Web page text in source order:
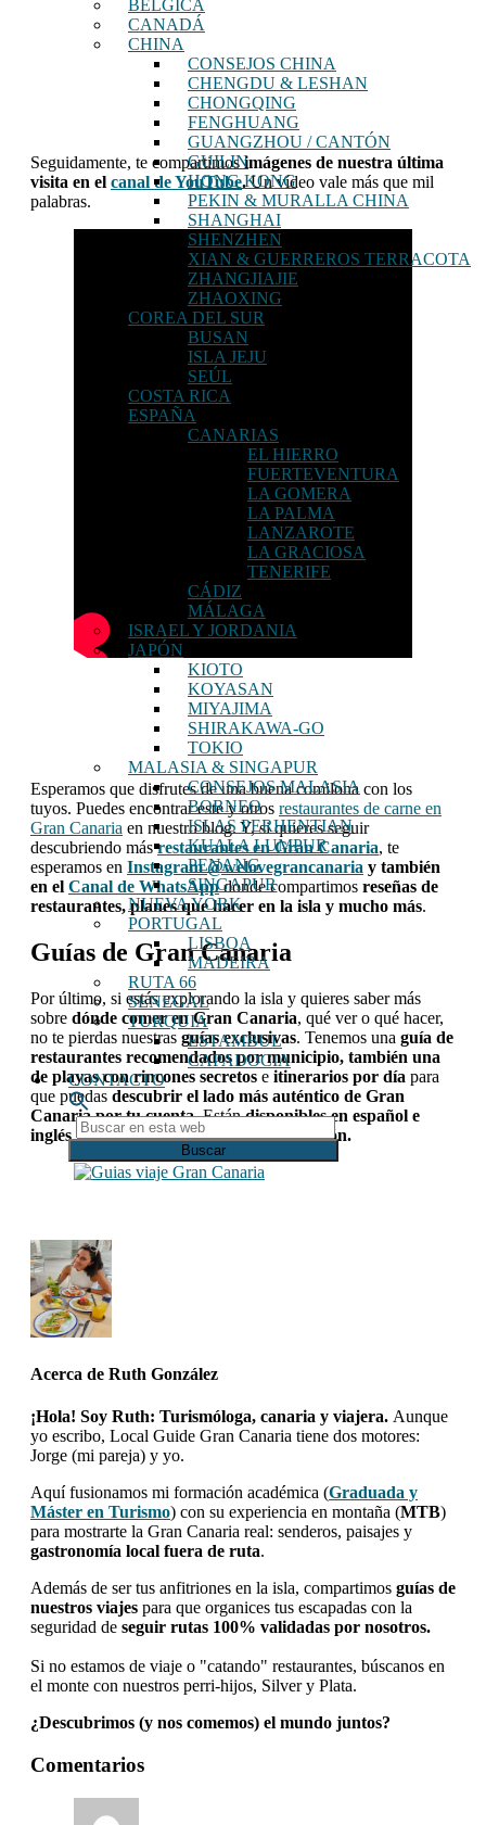
BÉLGICA
CANADÁ
CHINA
CONSEJOS CHINA
CHENGDU & LESHAN
CHONGQING
FENGHUANG
GUANGZHOU / CANTÓN
GUILIN
HONG KONG
PEKIN & MURALLA CHINA
SHANGHAI
SHENZHEN
XIAN & GUERREROS TERRACOTA
ZHANGJIAJIE
ZHAOXING
COREA DEL SUR
BUSAN
ISLA JEJU
SEÚL
COSTA RICA
ESPAÑA
CANARIAS
EL HIERRO
FUERTEVENTURA
LA GOMERA
LA PALMA
LANZAROTE
LA GRACIOSA
TENERIFE
CÁDIZ
MÁLAGA
ISRAEL Y JORDANIA
JAPÓN
KIOTO
KOYASAN
MIYAJIMA
SHIRAKAWA-GO
TOKIO
MALASIA & SINGAPUR
CONSEJOS MALASIA
BORNEO
ISLAS PERHENTIAN
KUALA LUMPUR
PENANG
SINGAPUR
NUEVA YORK
PORTUGAL
LISBOA
MADEIRA
RUTA 66
SENEGAL
TURQUIA
ESTAMBUL
CAPADOCIA
CONTACTO
Buscar
en
esta
web
Seguidamente, te compartimosimágenes de nuestra última
visita en el canal de YouTube.Un vídeo vale más que mil
palabras.
Esperamos que disfrutes de una buena comilona con los
tuyos. Puedes encontrar este y otros restaurantes de carne en
Gran Canaria en nuestro blog. Y, si quieres seguir
descubriendo másrestaurantes en Gran Canaria, te
esperamos en Instagram @welovegrancanaria y también
en el Canal de WhatsAppdonde compartimos reseñas de
restaurantes, planes que hacer en la isla y mucho más.
Guías de Gran Canaria
Por último, si estás explorando la isla y quieres saber más
sobre dónde comer en Gran Canaria, qué ver o qué hacer,
no te pierdas nuestras guías exclusivas. Tenemos una guía de
restaurantes recomendados por municipio, también una
de playas con rincones secretos e itinerarios por día para
que puedas descubrir el lado más auténtico de Gran
Canaria por tu cuenta. Estándisponibles en español e
inglés y las puedes ver todas a continuación.
Acerca de Ruth González
¡Hola! Soy Ruth: Turismóloga, canaria y viajera. Aunque
yo escribo, Local Guide Gran Canaria tiene dos motores:
Jorge (mi pareja) y yo.
Aquí fusionamos mi formación académica (Graduada y
Máster en Turismo) con su experiencia en montaña (MTB)
para mostrarte la Gran Canaria real: senderos, paisajes y
gastronomía local fuera de ruta.
Además de ser tus anfitriones en la isla, compartimos guías de
nuestros viajes para que organices tus escapadas con la
seguridad de seguir rutas 100% validadas por nosotros.
Si no estamos de viaje o "catando" restaurantes, búscanos en
el monte con nuestros perri-hijos, Silver y Plata.
¿Descubrimos (y nos comemos) el mundo juntos?
Interacciones
Comentarios